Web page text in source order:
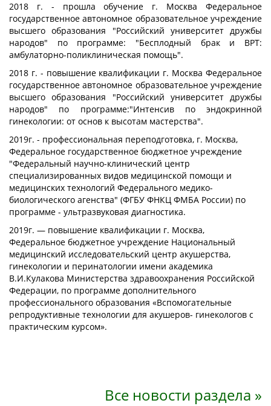
2018 г. - прошла обучение г. Москва Федеральное
государственное автономное образовательное учреждение
высшего образования "Российский университет дружбы
народов" по программе: "Бесплодный брак и ВРТ:
амбулаторно-поликлиническая помощь".
2018 г. - повышение квалификации г. Москва Федеральное
государственное автономное образовательное учреждение
высшего образования "Российский университет дружбы
народов" по программе:"Интенсив по эндокринной
гинекологии: от основ к высотам мастерства".
2019г. - профессиональная переподготовка, г. Москва,
Федеральное государственное бюджетное учреждение
"Федеральный научно-клинический центр
специализированных видов медицинской помощи и
медицинских технологий Федерального медико-
биологического агенства" (ФГБУ ФНКЦ ФМБА России) по
программе - ультразвуковая диагностика.
2019г. — повышение квалификации г. Москва,
Федеральное бюджетное учреждение Национальный
медицинский исследовательский центр акушерства,
гинекологии и перинатологии имени академика
В.И.Кулакова Министерства здравоохранения Российской
Федерации, по программе дополнительного
профессионального образования «Вспомогательные
репродуктивные технологии для акушеров- гинекологов с
практическим курсом».
Все новости раздела »